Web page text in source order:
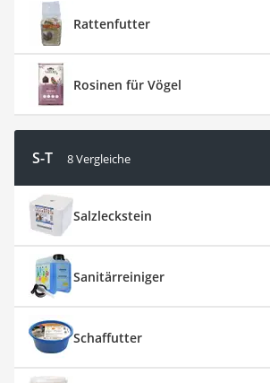
Rattenfutter
Rosinen für Vögel
S-T 8 Vergleiche
Salzleckstein
Sanitärreiniger
Schaffutter